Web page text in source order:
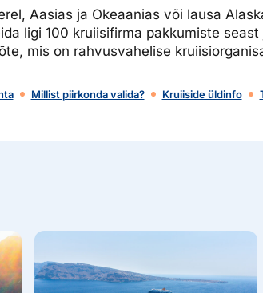
Aasias ja Okeaanias või lausa
ligi 100 kruiisifirma pakkumiste
mis on rahvusvahelise
Millist piirkonda valida? Kruiiside üldinfo